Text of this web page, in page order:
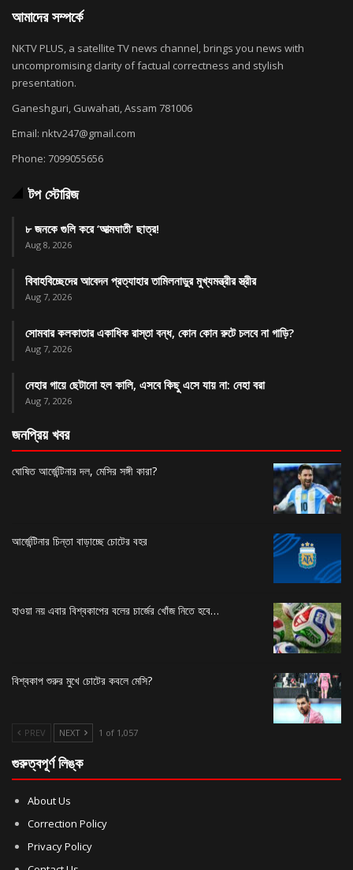
আমাদের সম্পর্কে
NKTV PLUS, a satellite TV news channel, brings you news with
uncompromising clarity of factual correctness and stylish
presentation.
Ganeshguri, Guwahati, Assam 781006
Email: nktv247@gmail.com
Phone: 7099055656
টপ স্টোরিজ
৮ জনকে গুলি করে ‘আত্মঘাতী’ ছাত্র!
Aug 8, 2026
বিবাহবিচ্ছেদের আবেদন প্রত্যাহার তামিলনাড়ুর মুখ্যমন্ত্রীর স্ত্রীর
Aug 7, 2026
সোমবার কলকাতার একাধিক রাস্তা বন্ধ, কোন কোন রুটে চলবে না গাড়ি?
Aug 7, 2026
নেহার গায়ে ছেটানো হল কালি, এসবে কিছু এসে যায় না: নেহা বরা
Aug 7, 2026
জনপ্রিয় খবর
ঘোষিত আর্জেন্টিনার দল, মেসির সঙ্গী কারা?
আর্জেন্টিনার চিন্তা বাড়াচ্ছে চোটের বহর
হাওয়া নয় এবার বিশ্বকাপের বলের চার্জের খোঁজ নিতে হবে…
বিশ্বকাপ শুরুর মুখে চোটের কবলে মেসি?
PREV NEXT 1 of 1,057
গুরুত্বপূর্ণ লিঙ্ক
About Us
Correction Policy
Privacy Policy